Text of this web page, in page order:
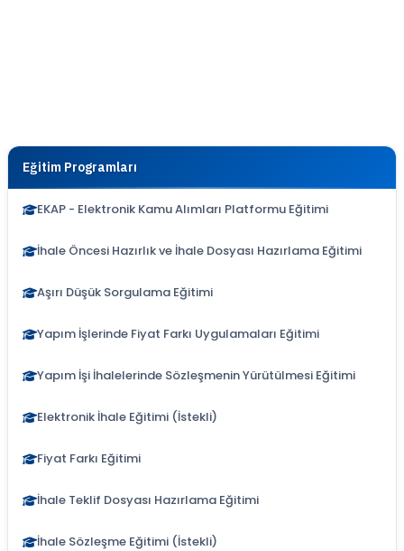
Eğitim Programları
EKAP - Elektronik Kamu Alımları Platformu Eğitimi
İhale Öncesi Hazırlık ve İhale Dosyası Hazırlama Eğitimi
Aşırı Düşük Sorgulama Eğitimi
Yapım İşlerinde Fiyat Farkı Uygulamaları Eğitimi
Yapım İşi İhalelerinde Sözleşmenin Yürütülmesi Eğitimi
Elektronik İhale Eğitimi (İstekli)
Fiyat Farkı Eğitimi
İhale Teklif Dosyası Hazırlama Eğitimi
İhale Sözleşme Eğitimi (İstekli)